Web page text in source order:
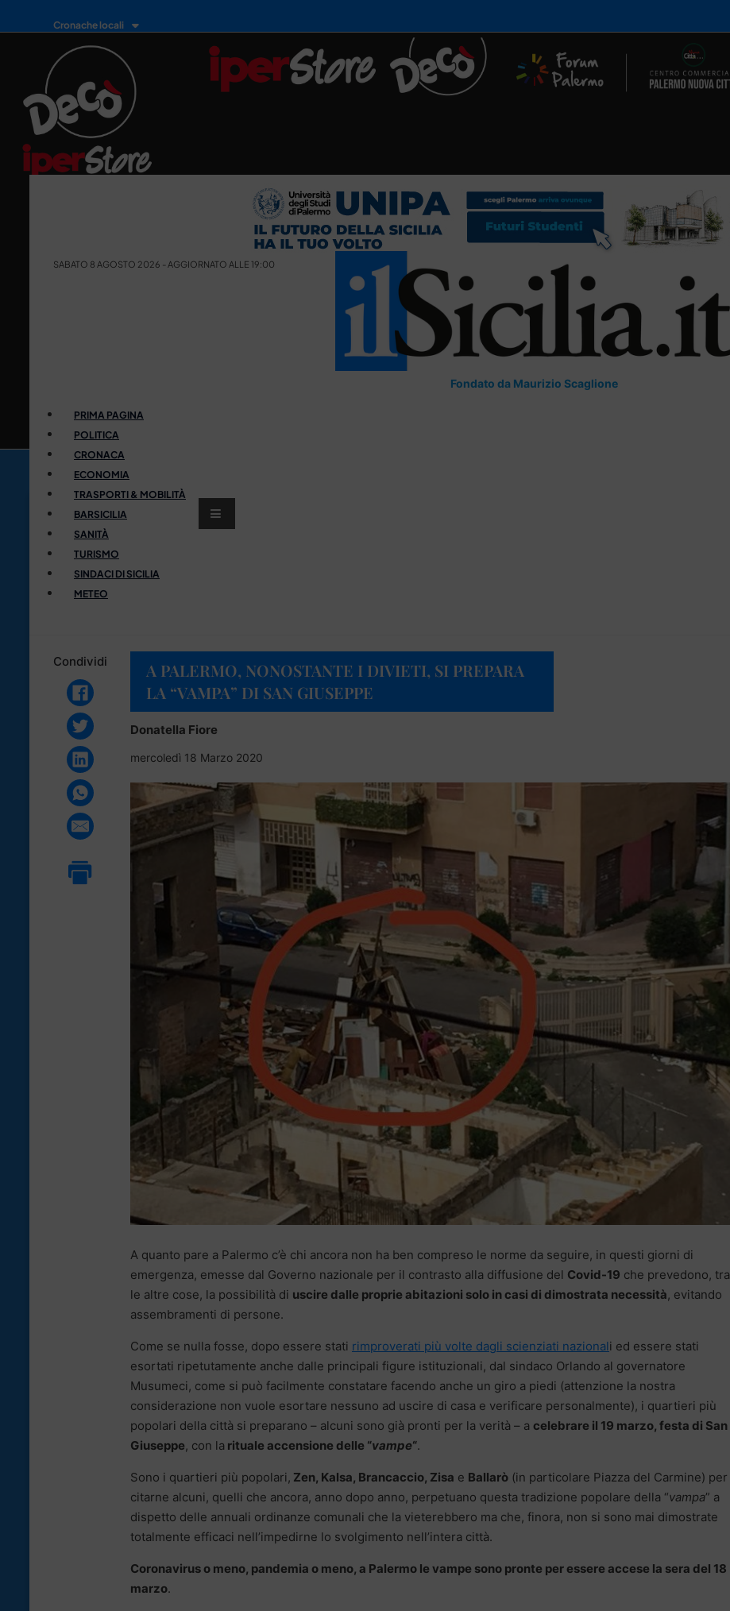
Cronache locali
SABATO 8 AGOSTO 2026 - AGGIORNATO ALLE 19:00
Fondato da Maurizio Scaglione
PRIMA PAGINA
POLITICA
CRONACA
ECONOMIA
TRASPORTI & MOBILITÀ
BARSICILIA
SANITÀ
TURISMO
SINDACI DI SICILIA
METEO
Condividi
A PALERMO, NONOSTANTE I DIVIETI, SI PREPARA
LA “VAMPA” DI SAN GIUSEPPE
Donatella Fiore
mercoledì 18 Marzo 2020
A quanto pare a Palermo c’è chi ancora non ha ben compreso le norme da seguire, in questi giorni di
emergenza, emesse dal Governo nazionale per il contrasto alla diffusione del Covid-19 che prevedono, tra
le altre cose, la possibilità di uscire dalle proprie abitazioni solo in casi di dimostrata necessità, evitando
assembramenti di persone.
Come se nulla fosse, dopo essere stati rimproverati più volte dagli scienziati nazionali ed essere stati
esortati ripetutamente anche dalle principali figure istituzionali, dal sindaco Orlando al governatore
Musumeci, come si può facilmente constatare facendo anche un giro a piedi (attenzione la nostra
considerazione non vuole esortare nessuno ad uscire di casa e verificare personalmente), i quartieri più
popolari della città si preparano – alcuni sono già pronti per la verità – a celebrare il 19 marzo, festa di San
Giuseppe, con la rituale accensione delle “vampe“.
Sono i quartieri più popolari, Zen, Kalsa, Brancaccio, Zisa e Ballarò (in particolare Piazza del Carmine) per
citarne alcuni, quelli che ancora, anno dopo anno, perpetuano questa tradizione popolare della “vampa” a
dispetto delle annuali ordinanze comunali che la vieterebbero ma che, finora, non si sono mai dimostrate
totalmente efficaci nell’impedirne lo svolgimento nell’intera città.
Coronavirus o meno, pandemia o meno, a Palermo le vampe sono pronte per essere accese la sera del 18
marzo.